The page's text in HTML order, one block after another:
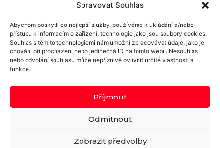
Spravovat Souhlas
Abychom poskytli co nejlepší služby, používáme k ukládání a/nebo
přístupu k informacím o zařízení, technologie jako jsou soubory cookies.
Souhlas s těmito technologiemi nám umožní zpracovávat údaje, jako je
chování při procházení nebo jedinečná ID na tomto webu. Nesouhlas
nebo odvolání souhlasu může nepříznivě ovlivnit určité vlastnosti a
funkce.
Příjmout
Odmítnout
Zobrazit předvolby
Paramotor
Systems s.r.o.
Kurzova
2222/16
Domovské